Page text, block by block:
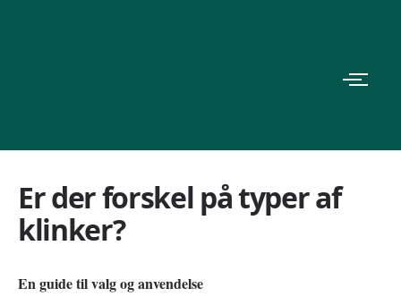
Er der forskel på typer af
klinker?
En guide til valg og anvendelse